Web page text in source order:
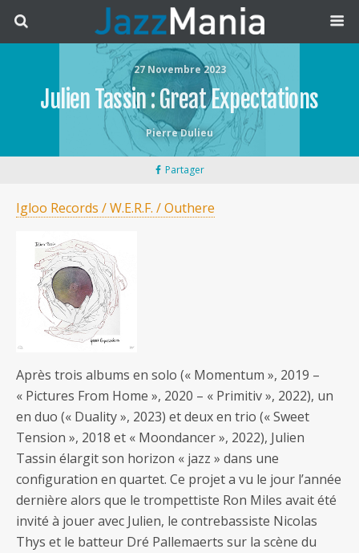
27 Novembre 2023
Julien Tassin : Great Expectations
Pierre Dulieu
Partager
Igloo Records / W.E.R.F. / Outhere
Après trois albums en solo (« Momentum », 2019 –
« Pictures From Home », 2020 – « Primitiv », 2022), un
en duo (« Duality », 2023) et deux en trio (« Sweet
Tension », 2018 et « Moondancer », 2022), Julien
Tassin élargit son horizon « jazz » dans une
configuration en quartet. Ce projet a vu le jour l’année
dernière alors que le trompettiste Ron Miles avait été
invité à jouer avec Julien, le contrebassiste Nicolas
Thys et le batteur Dré Pallemaerts sur la scène du